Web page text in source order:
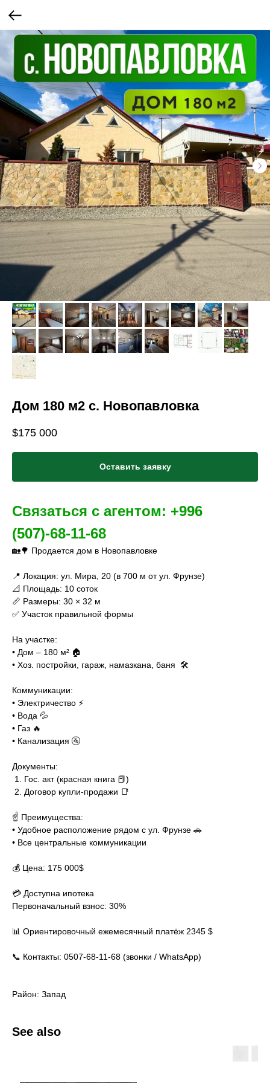
Дом 180 м2 с. Новопавловка
$175 000
Оставить заявку
Связаться с агентом: +996
(507)-68-11-68
🏡🌳 Продается дом в Новопавловке
📍 Локация: ул. Мира, 20 (в 700 м от ул. Фрунзе)
📐 Площадь: 10 соток
📏 Размеры: 30 × 32 м
✅ Участок правильной формы
На участке:
• Дом – 180 м² 🏠
• Хоз. постройки, гараж, намазкана, баня 🛠️
Коммуникации:
• Электричество ⚡️
• Вода 💦
• Газ 🔥
• Канализация 🚰
Документы:
1. Гос. акт (красная книга 📕)
2. Договор купли-продажи 📑
☝️ Преимущества:
• Удобное расположение рядом с ул. Фрунзе 🚗
• Все центральные коммуникации
💰 Цена: 175 000$
💳 Доступна ипотека
Первоначальный взнос: 30%
📊 Ориентировочный ежемесячный платёж 2345 $
📞 Контакты: 0507-68-11-68 (звонки / WhatsApp)
Район: Запад
See also